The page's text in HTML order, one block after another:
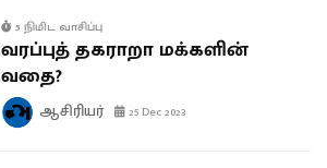
5 நிமிட வாசிப்பு
வரப்புத் தகராறா மக்களின்
வதை?
ஆசிரியர் 25 Dec 2023